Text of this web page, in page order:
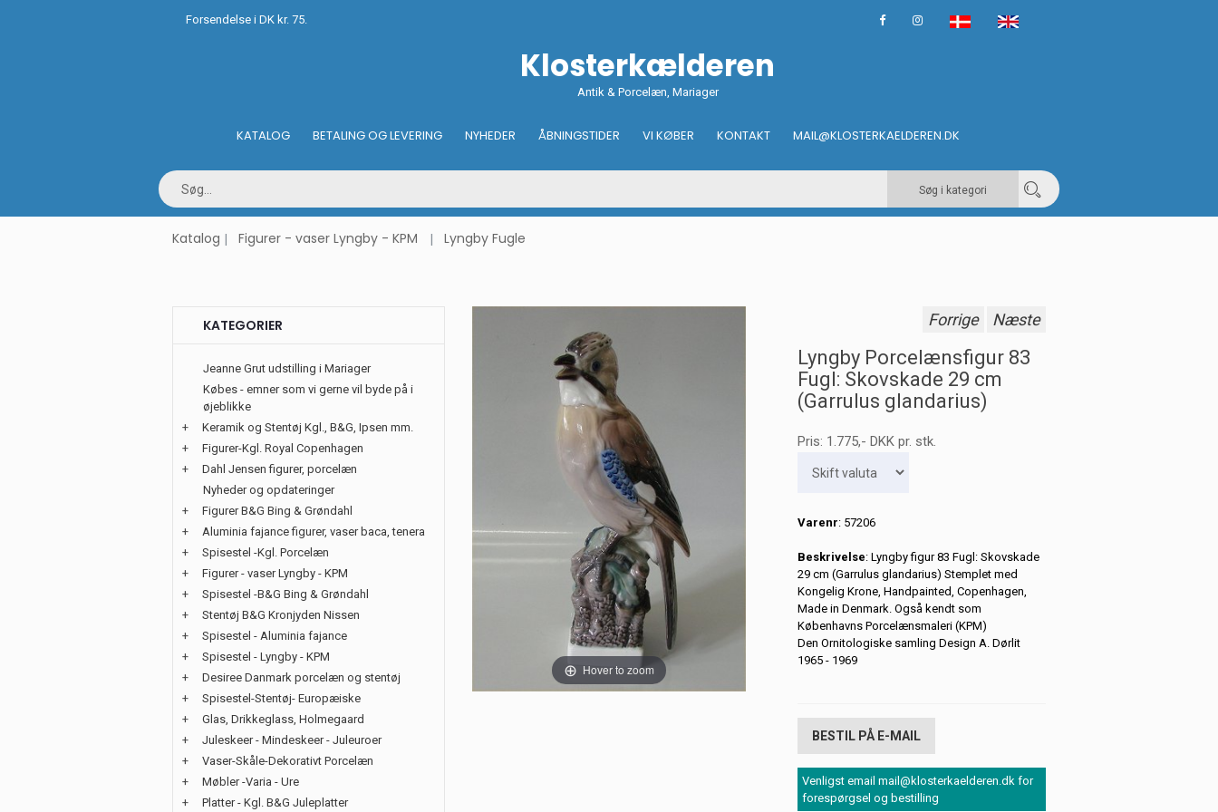
Forsendelse i DK kr. 75.
Klosterkælderen
Antik & Porcelæn, Mariager
KATALOG BETALING OG LEVERING NYHEDER ÅBNINGSTIDER VI KØBER KONTAKT MAIL@KLOSTERKAELDEREN.DK
Søg i kategori
Katalog Figurer - vaser Lyngby - KPM Lyngby Fugle
KATEGORIER
Jeanne Grut udstilling i Mariager
Købes - emner som vi gerne vil byde på i
øjeblikke
+
Keramik og Stentøj Kgl., B&G, Ipsen mm.
+
Figurer-Kgl. Royal Copenhagen
+
Dahl Jensen figurer, porcelæn
Nyheder og opdateringer
+
Figurer B&G Bing & Grøndahl
+
Aluminia fajance figurer, vaser baca, tenera
+
Spisestel -Kgl. Porcelæn
+
Figurer - vaser Lyngby - KPM
+
Spisestel -B&G Bing & Grøndahl
+
Stentøj B&G Kronjyden Nissen
+
Spisestel - Aluminia fajance
+
Spisestel - Lyngby - KPM
+
Desiree Danmark porcelæn og stentøj
+
Spisestel-Stentøj- Europæiske
+
Glas, Drikkeglass, Holmegaard
+
Juleskeer - Mindeskeer - Juleuroer
+
Vaser-Skåle-Dekorativt Porcelæn
+
Møbler -Varia - Ure
+
Platter - Kgl. B&G Juleplatter
Hover to zoom
Forrige Næste
Lyngby Porcelænsfigur 83
Fugl: Skovskade 29 cm
(Garrulus glandarius)
Pris: 1.775,- DKKpr. stk.
Varenr: 57206
Beskrivelse: Lyngby figur 83 Fugl: Skovskade
29 cm (Garrulus glandarius) Stemplet med
Kongelig Krone, Handpainted, Copenhagen,
Made in Denmark. Også kendt som
Københavns Porcelænsmaleri (KPM)
Den Ornitologiske samling Design A. Dørlit
1965 - 1969
BESTIL PÅ E-MAIL
Venligst email mail@klosterkaelderen.dk for
forespørgsel og bestilling